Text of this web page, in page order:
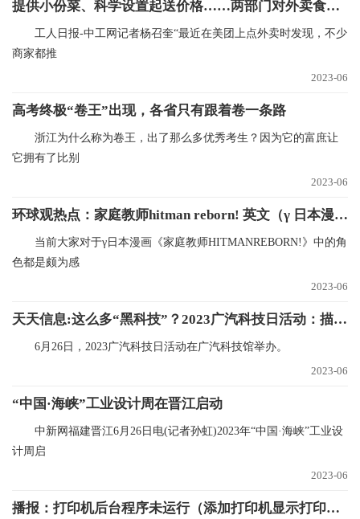
提供小份菜、科学设置起送价格……两部门对外卖食品浪费说“不”
工人日报-中工网记者杨召奎“最近在美团上点外卖时发现，不少
商家都推
2023-06
高考终极“卷王”出现，各省只有跟着卷一条路
浙江为什么称为卷王，出了那么多优秀考生？因为它的富庶让
它拥有了比别
2023-06
环球观热点：家庭教师hitman reborn! 英文（γ 日本漫画家庭教师HITMAN REBORN!中的角色）
当前大家对于γ日本漫画《家庭教师HITMANREBORN!》中的角
色都是颇为感
2023-06
天天信息:这么多“黑科技”？2023广汽科技日活动：描绘移动生活百变蓝图
6月26日，2023广汽科技日活动在广汽科技馆举办。
2023-06
“中国·海峡”工业设计周在晋江启动
中新网福建晋江6月26日电(记者孙虹)2023年“中国·海峡”工业设
计周启
2023-06
播报：打印机后台程序未运行（添加打印机显示打印后台程序没有运行）